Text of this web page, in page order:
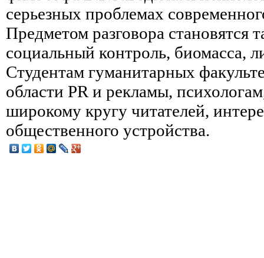
серьезных проблемах
Предметом разговора становятся
социальный контроль, биомасса,
Студентам гуманитарных
области PR и рекламы,
широкому кругу читателей,
общественного устройства.